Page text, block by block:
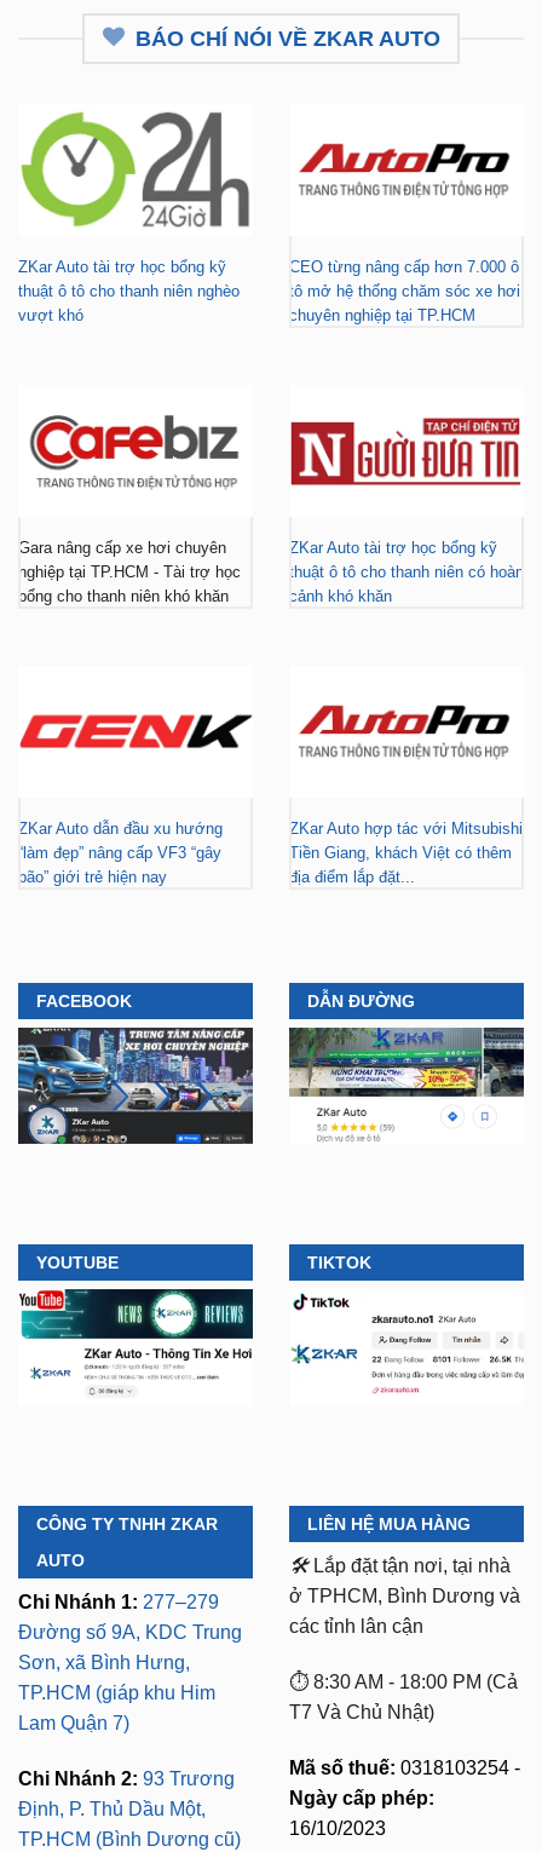
BÁO CHÍ NÓI VỀ ZKAR AUTO
ZKar Auto tài trợ học bổng kỹ
thuật ô tô cho thanh niên nghèo
vượt khó
CEO từng nâng cấp hơn 7.000 ô
tô mở hệ thống chăm sóc xe hơi
chuyên nghiệp tại TP.HCM
Gara nâng cấp xe hơi chuyên
nghiệp tại TP.HCM - Tài trợ học
bổng cho thanh niên khó khăn
ZKar Auto tài trợ học bổng kỹ
thuật ô tô cho thanh niên có hoàn
cảnh khó khăn
ZKar Auto dẫn đầu xu hướng
“làm đẹp” nâng cấp VF3 “gây
bão” giới trẻ hiện nay
ZKar Auto hợp tác với Mitsubishi
Tiền Giang, khách Việt có thêm
địa điểm lắp đặt...
FACEBOOK DẪN ĐƯỜNG
YOUTUBE TIKTOK
CÔNG TY TNHH ZKAR
AUTO
Chi Nhánh 1: 277–279
Đường số 9A, KDC Trung
Sơn, xã Bình Hưng,
TP.HCM (giáp khu Him
Lam Quận 7)
Chi Nhánh 2: 93 Trương
Định, P. Thủ Dầu Một,
TP.HCM (Bình Dương cũ)
LIÊN HỆ MUA HÀNG
🛠️ Lắp đặt tận nơi, tại nhà
ở TPHCM, Bình Dương và
các tỉnh lân cận
⏱️ 8:30 AM - 18:00 PM (Cả
T7 Và Chủ Nhật)
Mã số thuế: 0318103254 -
Ngày cấp phép:
16/10/2023